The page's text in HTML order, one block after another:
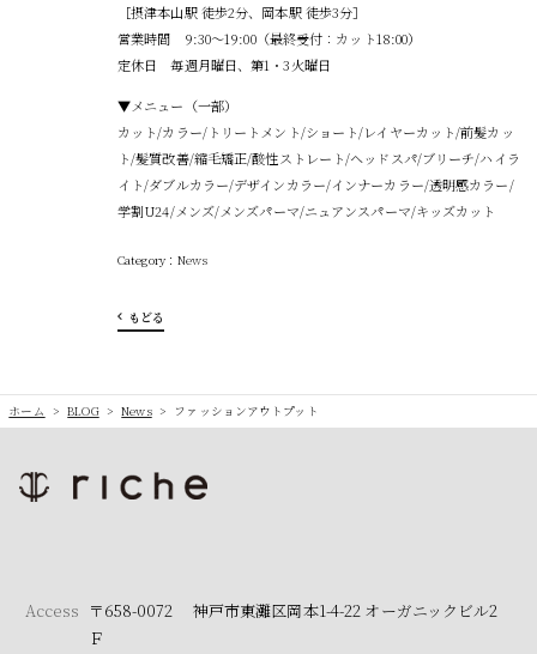
［摂津本山駅 徒歩2分、岡本駅 徒歩3分］
営業時間 9:30～19:00（最終受付：カット18:00）
定休日 毎週月曜日、第1・3火曜日
▼メニュー（一部）
カット/カラー/トリートメント/ショート/レイヤーカット/前髪カッ
ト/髪質改善/縮毛矯正/酸性ストレート/ヘッドスパ/ブリーチ/ハイラ
イト/ダブルカラー/デザインカラー/インナーカラー/透明感カラー/
学割U24/メンズ/メンズパーマ/ニュアンスパーマ/キッズカット
News
もどる
ホーム >BLOG>News> ファッションアウトプット
Access 〒658-0072 神戸市東灘区岡本1-4-22 オーガニックビル2
Ｆ